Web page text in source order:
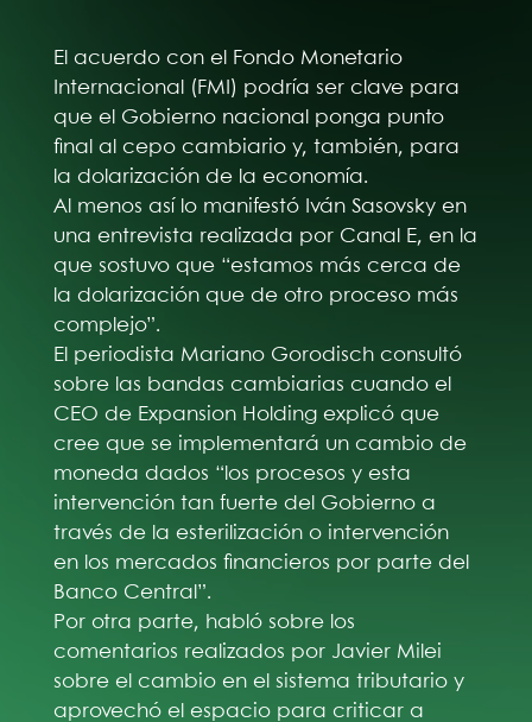
El acuerdo con el Fondo Monetario
Internacional (FMI) podría ser clave para
que el Gobierno nacional ponga punto
final al cepo cambiario y, también, para
la dolarización de la economía.
Al menos así lo manifestó Iván Sasovsky en
una entrevista realizada por Canal E, en la
que sostuvo que “estamos más cerca de
la dolarización que de otro proceso más
complejo”.
El periodista Mariano Gorodisch consultó
sobre las bandas cambiarias cuando el
CEO de Expansion Holding explicó que
cree que se implementará un cambio de
moneda dados “los procesos y esta
intervención tan fuerte del Gobierno a
través de la esterilización o intervención
en los mercados financieros por parte del
Banco Central”.
Por otra parte, habló sobre los
comentarios realizados por Javier Milei
sobre el cambio en el sistema tributario y
aprovechó el espacio para criticar a